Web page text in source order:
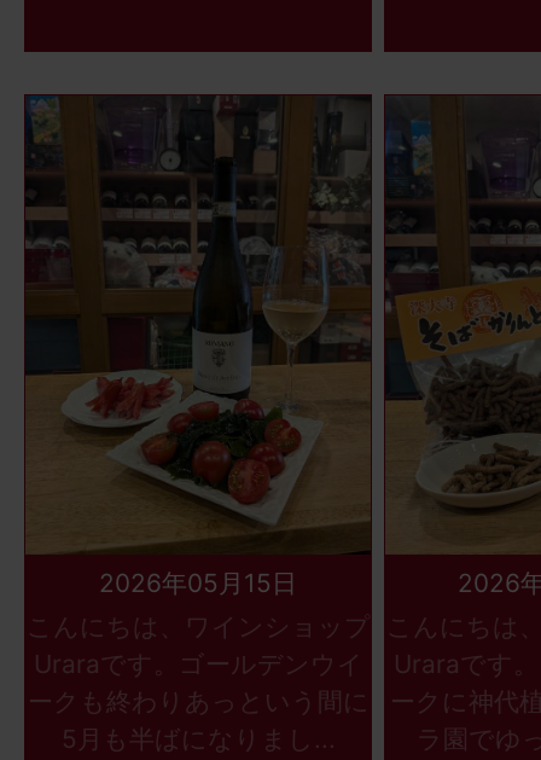
2026年05月15日
こんにちは、ワインショップ
Uraraです。ゴールデンウイ
ークも終わりあっという間に
5月も半ばになりまし...
2026
こんにちは
Uraraです
ークに神代
ラ園でゆ